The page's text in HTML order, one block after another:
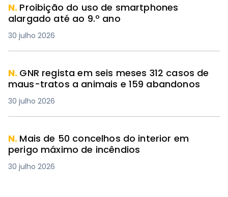
N. Proibição do uso de smartphones
alargado até ao 9.º ano
30 julho 2026
N. GNR regista em seis meses 312 casos de
maus-tratos a animais e 159 abandonos
30 julho 2026
N. Mais de 50 concelhos do interior em
perigo máximo de incêndios
30 julho 2026